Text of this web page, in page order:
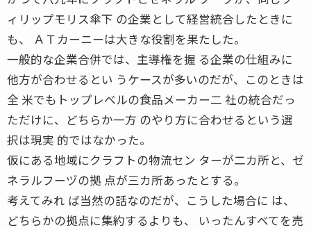
ィリップモリス傘下 の企業として経営統合したときに
も、 ＡＴカーニーは大きな役割を果たした。
一般的な企業合併では、主導権を握 る企業の仕組みに
他方が合わせるとい うケースが多いのだが、このときは
全 米でもトップレベルの食品メーカー二 社の統合だっ
ただけに、どちらか一方 のやり方に合わせるという選
択は現実 的ではなかった。
仮にある地域にクラフトの物流セン ターが二カ所と、ゼ
ネラルフーヅの拠 点が三カ所あったとする。
考えてみれ ば当然の話なのだが、こうした場合に は、
どちらかの拠点に集約するよりも、 いったんすべてを売